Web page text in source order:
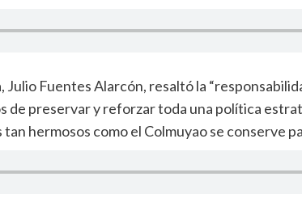
Julio Fuentes Alarcón, resaltó la
de preservar y reforzar toda una política
hermosos como el Colmuyao se conserve